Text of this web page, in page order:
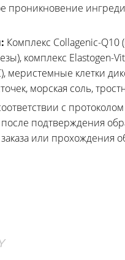
проникновение
Комплекс Collagenic-Q10
комплекс Elastogen-
меристемные клетки
морская соль,
с
подтверждения
или прохождения